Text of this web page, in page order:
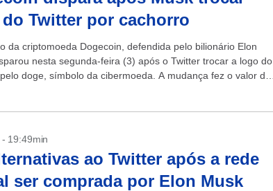
Twitter por cachorro
da criptomoeda Dogecoin, defendida pelo bilionário Elon
nesta segunda-feira (3) após o Twitter trocar a logo do
doge, símbolo da cibermoeda. A mudança fez o valor da
19:49min
ao Twitter após a rede
ser comprada por Elon Musk